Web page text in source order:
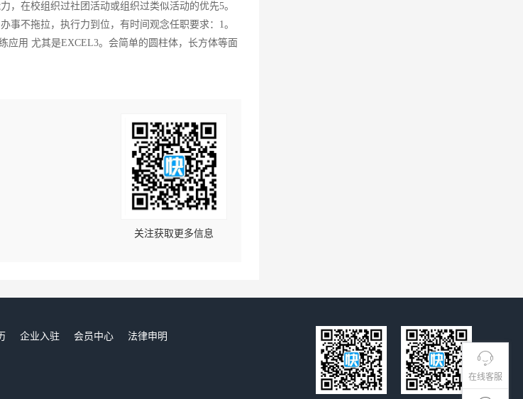
在线客服
，在校组织过社团活动或组织过类似活动的优先5。
事不拖拉，执行力到位，有时间观念任职要求：1。
应用 尤其是EXCEL3。会简单的圆柱体，长方体等面
关注获取更多信息
企业入驻 会员中心
法律申明